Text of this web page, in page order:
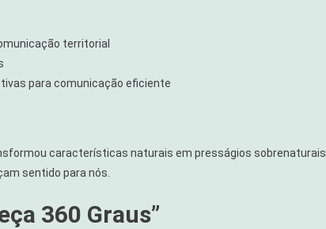
territorial
para comunicação eficiente
características naturais em presságios sobrenaturais.
sentido para nós.
360 Graus”